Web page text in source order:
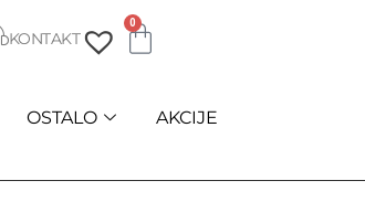
KONTAKT
0
OSTALO
AKCIJE